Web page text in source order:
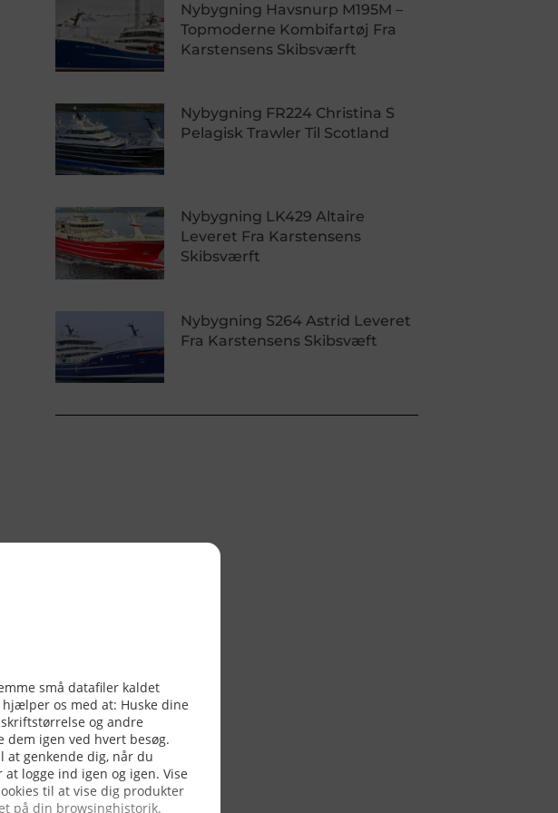
Nybygning Havsnurp M195M –
Topmoderne Kombifartøj Fra
Karstensens Skibsværft
Nybygning FR224 Christina S
Pelagisk Trawler Til Scotland
Nybygning LK429 Altaire
Leveret Fra Karstensens
Skibsværft
Nybygning S264 Astrid Leveret
Fra Karstensens Skibsvæft